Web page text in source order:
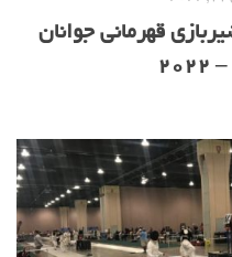
قهرمانی جوانان